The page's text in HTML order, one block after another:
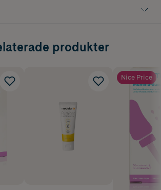
produkter
Nice Price